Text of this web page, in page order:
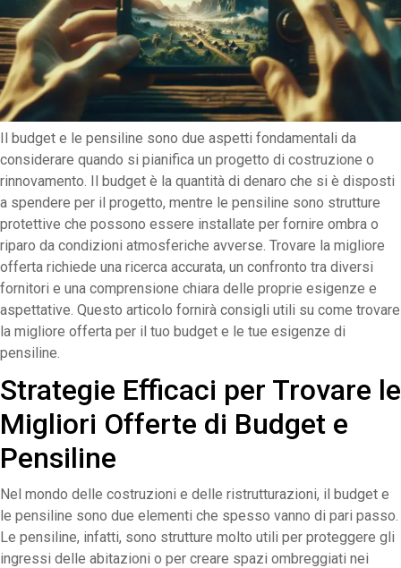
Il budget e le pensiline sono due aspetti fondamentali da
considerare quando si pianifica un progetto di costruzione o
rinnovamento. Il budget è la quantità di denaro che si è disposti
a spendere per il progetto, mentre le pensiline sono strutture
protettive che possono essere installate per fornire ombra o
riparo da condizioni atmosferiche avverse. Trovare la migliore
offerta richiede una ricerca accurata, un confronto tra diversi
fornitori e una comprensione chiara delle proprie esigenze e
aspettative. Questo articolo fornirà consigli utili su come trovare
la migliore offerta per il tuo budget e le tue esigenze di
pensiline.
Strategie Efficaci per Trovare le
Migliori Offerte di Budget e
Pensiline
Nel mondo delle costruzioni e delle ristrutturazioni, il budget e
le pensiline sono due elementi che spesso vanno di pari passo.
Le pensiline, infatti, sono strutture molto utili per proteggere gli
ingressi delle abitazioni o per creare spazi ombreggiati nei